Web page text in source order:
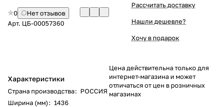
0
Нет отзывов
Арт. ЦБ-00057360
Характеристики
Страна производства: РОССИЯ
Ширина (мм): 1436
Рассчитать доставку
Нашли дешевле?
Хочу в подарок
Цена действительна только для
интернет-магазина и может
отличаться от цен в розничных
магазинах